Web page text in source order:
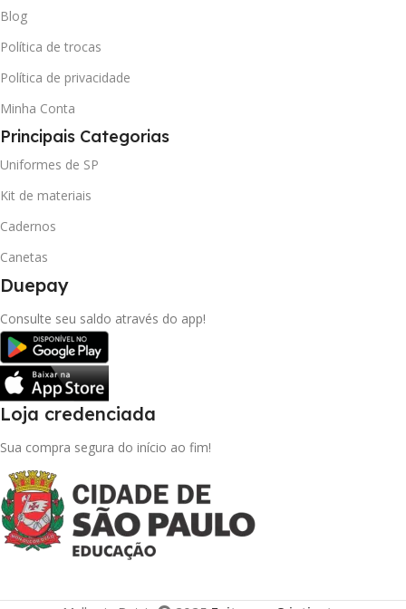
Blog
Política de trocas
Política de privacidade
Minha Conta
Principais Categorias
Uniformes de SP
Kit de materiais
Cadernos
Canetas
Duepay
Consulte seu saldo através do app!
Loja credenciada
Sua compra segura do início ao fim!